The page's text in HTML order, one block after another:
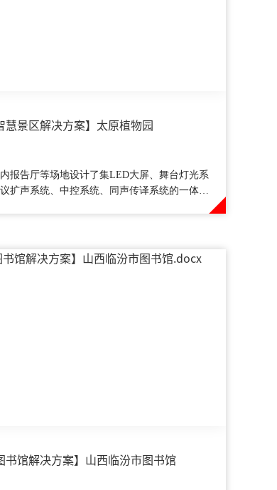
慧景区解决方案】太原植物园
报告厅等场地设计了集LED大屏、舞台灯光系
扩声系统、中控系统、同声传译系统的一体化
书馆解决方案】山西临汾市图书馆